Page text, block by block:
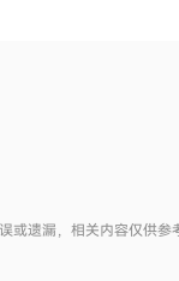
遗漏，相关内容仅供参